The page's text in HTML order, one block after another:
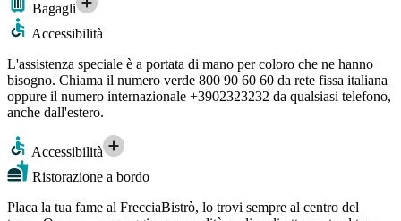
Bagagli
Accessibilità
L'assistenza speciale è a portata di mano per coloro che ne hanno
bisogno. Chiama il numero verde 800 90 60 60 da rete fissa italiana
oppure il numero internazionale +3902323232 da qualsiasi telefono,
anche dall'estero.
Accessibilità
Ristorazione a bordo
Placa la tua fame al FrecciaBistrò, lo trovi sempre al centro del